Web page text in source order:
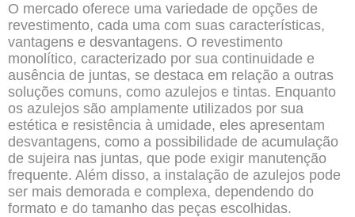
O mercado oferece uma variedade de opções de
revestimento, cada uma com suas características,
vantagens e desvantagens. O revestimento
monolítico, caracterizado por sua continuidade e
ausência de juntas, se destaca em relação a outras
soluções comuns, como azulejos e tintas. Enquanto
os azulejos são amplamente utilizados por sua
estética e resistência à umidade, eles apresentam
desvantagens, como a possibilidade de acumulação
de sujeira nas juntas, que pode exigir manutenção
frequente. Além disso, a instalação de azulejos pode
ser mais demorada e complexa, dependendo do
formato e do tamanho das peças escolhidas.